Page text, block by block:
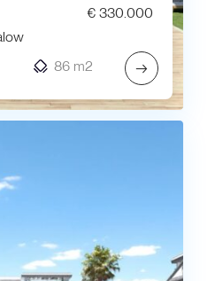
€ 330.000
86 m2 →